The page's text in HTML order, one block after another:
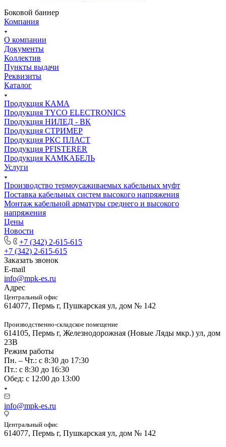
Боковой баннер
Компания
О компании
Документы
Коллектив
Пункты выдачи
Реквизиты
Каталог
Продукция КАМА
Продукция TYCO ELECTRONICS
Продукция НИЛЕД - ВК
Продукция СТРИМЕР
Продукция РКС ПЛАСТ
Продукция PFISTERER
Продукция КАМКАБЕЛЬ
Услуги
Производство термоусаживаемых кабельных муфт
Поставка кабельных систем высокого напряжения
Монтаж кабельной арматуры среднего и высокого
напряжения
Цены
Новости
+7 (342) 2-615-615
+7 (342) 2-615-615
Заказать звонок
E-mail
info@mpk-es.ru
Адрес
Центральный офис
614077, Пермь г, Пушкарская ул, дом № 142
Производственно-складское помещение
614105, Пермь г, Железнодорожная (Новые Ляды мкр.) ул, дом
23В
Режим работы
Пн. – Чт.: с 8:30 до 17:30
Пт.: с 8:30 до 16:30
Обед: с 12:00 до 13:00
info@mpk-es.ru
Центральный офис
614077, Пермь г, Пушкарская ул, дом № 142